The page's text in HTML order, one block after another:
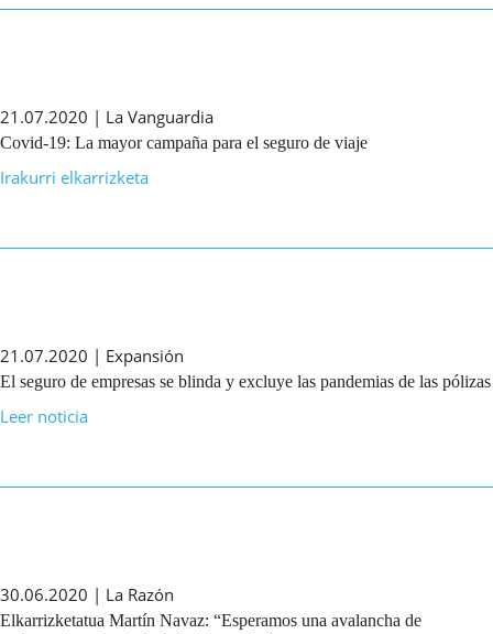
21.07.2020 | La Vanguardia
Covid-19: La mayor campaña para el seguro de viaje
Irakurri elkarrizketa
21.07.2020 | Expansión
El seguro de empresas se blinda y excluye las pandemias de las pólizas
Leer noticia
30.06.2020 | La Razón
Elkarrizketatua Martín Navaz: “Esperamos una avalancha de